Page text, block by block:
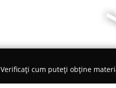
Verificați cum puteți obține